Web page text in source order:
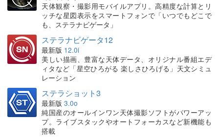
天体観察・撮影用モバイルアプリ。高精度な計算とリ
ッチな星図表示をスマートフォンで「いつでもどこで
も、ステラナビゲータ」
ステラナビゲータ12
最新版 12.0i
美しい描画、豊富な天体データ、オリジナル番組エデ
ィタなど「星空ひろがる 楽しさひろげる」天文シミュ
レーション
ステラショット3
最新版 3.0o
純国産のオールインワン天体撮影ソフトがパワーアッ
プ。ライブスタックやオートフォーカスなど新機能も
搭載